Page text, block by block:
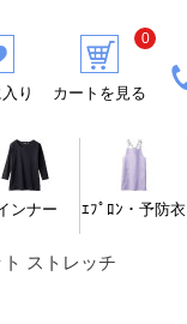
り
0
カートを見る
ンナー ｴﾌﾟﾛﾝ・予防衣
ストレッチ